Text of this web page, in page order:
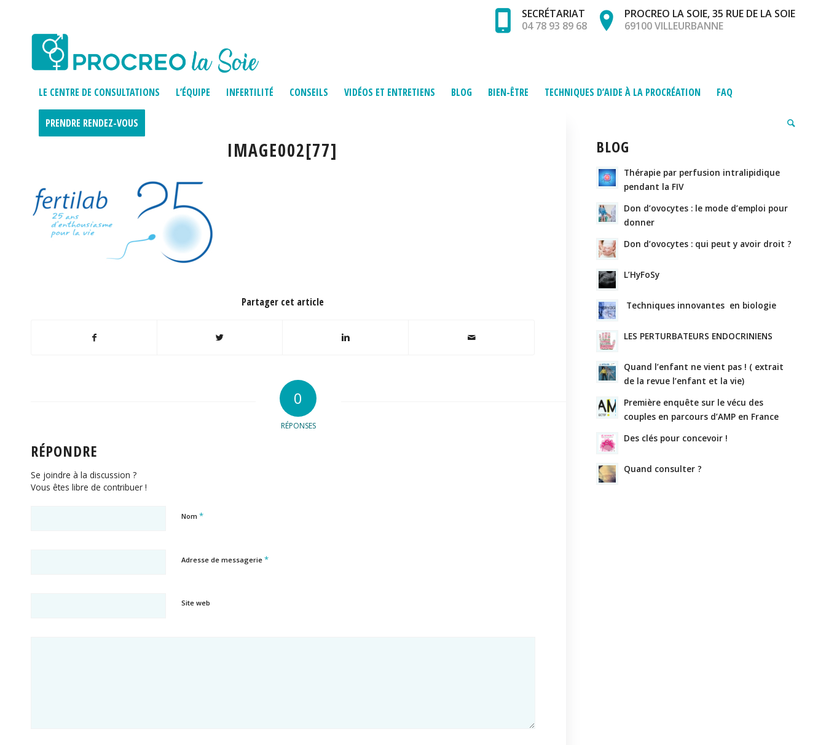
SECRÉTARIAT
04 78 93 89 68
PROCREO LA SOIE, 35 RUE DE LA SOIE
69100 VILLEURBANNE
LE CENTRE DE CONSULTATIONS L’ÉQUIPE INFERTILITÉ CONSEILS VIDÉOS ET ENTRETIENS BLOG BIEN-ÊTRE TECHNIQUES D’AIDE À LA PROCRÉATION FAQ
PRENDRE RENDEZ-VOUS
IMAGE002[77]
Partager cet article
0
RÉPONSES
RÉPONDRE
Se joindre à la discussion ?
Vous êtes libre de contribuer !
Nom *
Adresse de messagerie *
Site web
BLOG
Thérapie par perfusion intralipidique
pendant la FIV
Don d’ovocytes : le mode d’emploi pour
donner
Don d’ovocytes : qui peut y avoir droit ?
L’HyFoSy
Techniques innovantes en biologie
LES PERTURBATEURS ENDOCRINIENS
Quand l’enfant ne vient pas ! ( extrait
de la revue l’enfant et la vie)
Première enquête sur le vécu des
couples en parcours d’AMP en France
Des clés pour concevoir !
Quand consulter ?